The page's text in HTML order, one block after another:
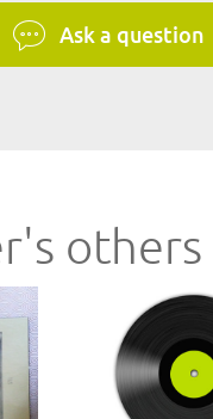
Ask a question
others